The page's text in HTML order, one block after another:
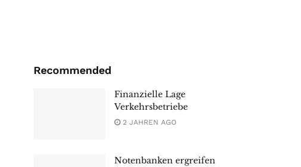
Recommended
Finanzielle Lage
Verkehrsbetriebe
2 JAHREN AGO
Notenbanken ergreifen